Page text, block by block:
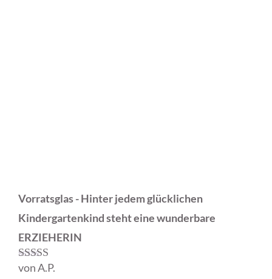
Vorratsglas - Hinter jedem glücklichen
Kindergartenkind steht eine wunderbare
ERZIEHERIN
Bewertet mit
von A.P.